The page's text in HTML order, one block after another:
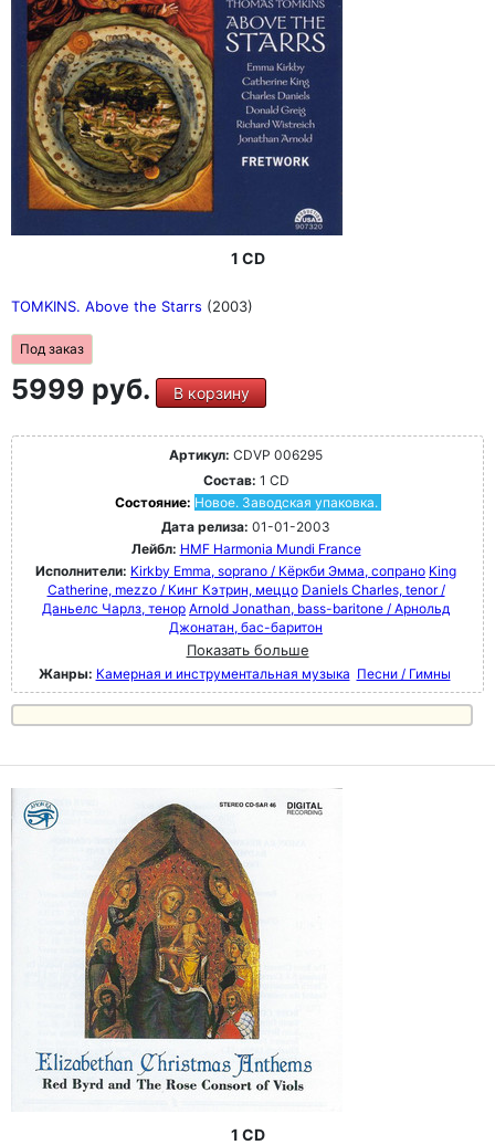
1 CD
TOMKINS. Above the Starrs (2003)
Под заказ
5999 руб. В корзину
Артикул: CDVP 006295
Состав: 1 CD
Состояние: Новое. Заводская упаковка.
Дата релиза: 01-01-2003
Лейбл: HMF Harmonia Mundi France
Исполнители: Kirkby Emma, soprano / Кёркби Эмма, сопрано King
Catherine, mezzo / Кинг Кэтрин, меццо Daniels Charles, tenor /
Даньелс Чарлз, тенор Arnold Jonathan, bass-baritone / Арнольд
Джонатан, бас-баритон
Показать больше
Жанры: Камерная и инструментальная музыка Песни / Гимны
1 CD